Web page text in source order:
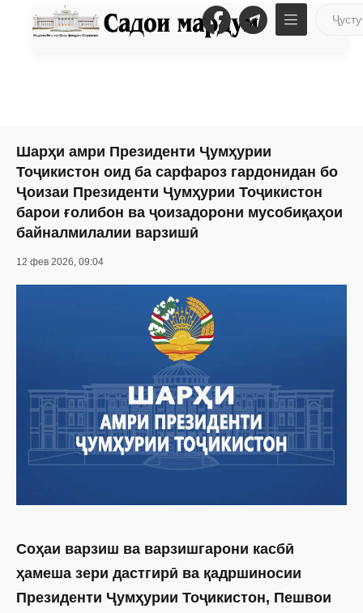
Шарҳи амри Президенти Ҷумҳурии
Тоҷикистон оид ба сарфароз гардонидан бо
Ҷоизаи Президенти Ҷумҳурии Тоҷикистон
барои ғолибон ва ҷоизадорони мусобиқаҳои
байналмилалии варзишӣ
12 фев 2026, 09:04
Соҳаи варзиш ва варзишгарони касбӣ
ҳамеша зери дастгирӣ ва қадршиносии
Президенти Ҷумҳурии Тоҷикистон, Пешвои